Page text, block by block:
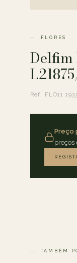
FLORES
Delfim
Ref. FLO11.1933
Preço
preços
TAMBÉM